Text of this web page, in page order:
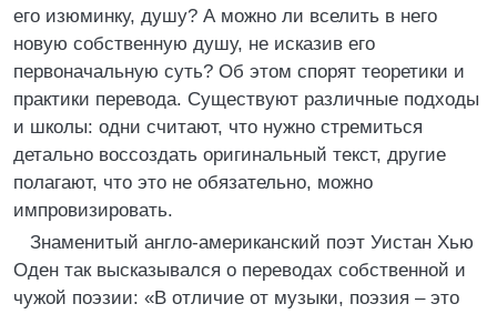
его изюминку, душу? А можно ли вселить в него
новую собственную душу, не исказив его
первоначальную суть? Об этом спорят теоретики и
практики перевода. Существуют различные подходы
и школы: одни считают, что нужно стремиться
детально воссоздать оригинальный текст, другие
полагают, что это не обязательно, можно
импровизировать.
Знаменитый англо-американский поэт Уистан Хью
Оден так высказывался о переводах собственной и
чужой поэзии: «В отличие от музыки, поэзия – это